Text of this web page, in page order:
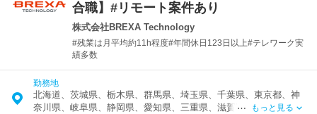
合職】#リモート案件あり
株式会社BREXA Technology
#残業は月平均約11h程度#年間休日123日以上#テレワーク実
績多数
勤務地
北海道、茨城県、栃木県、群馬県、埼玉県、千葉県、東京都、神
奈川県、岐阜県、静岡県、愛知県、三重県、滋賀県、京都府、大
もっと見る